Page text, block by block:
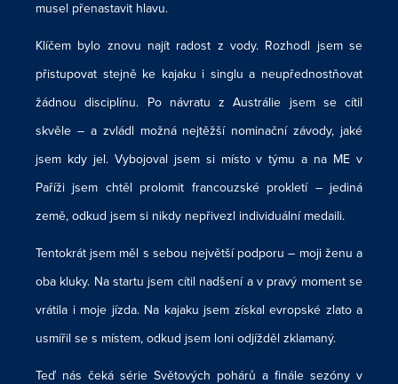
musel přenastavit hlavu.
Klíčem bylo znovu najít radost z vody. Rozhodl jsem se
přistupovat stejně ke kajaku i singlu a neupřednostňovat
žádnou disciplínu. Po návratu z Austrálie jsem se cítil
skvěle – a zvládl možná nejtěžší nominační závody, jaké
jsem kdy jel. Vybojoval jsem si místo v týmu a na ME v
Paříži jsem chtěl prolomit francouzské prokletí – jediná
země, odkud jsem si nikdy nepřivezl individuální medaili.
Tentokrát jsem měl s sebou největší podporu – moji ženu a
oba kluky. Na startu jsem cítil nadšení a v pravý moment se
vrátila i moje jízda. Na kajaku jsem získal evropské zlato a
usmířil se s místem, odkud jsem loni odjížděl zklamaný.
Teď nás čeká série Světových pohárů a finále sezóny v